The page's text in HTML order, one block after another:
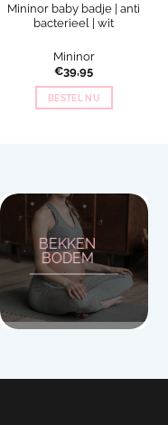
Mininor baby badje | anti
bacterieel | wit
Mininor
€39,95
BESTEL NU
BEKKEN
BODEM